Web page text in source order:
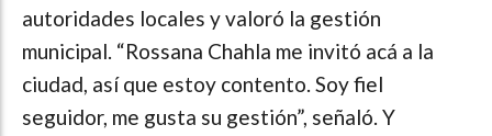
autoridades locales y valoró la gestión
municipal. “Rossana Chahla me invitó acá a la
ciudad, así que estoy contento. Soy fiel
seguidor, me gusta su gestión”, señaló. Y